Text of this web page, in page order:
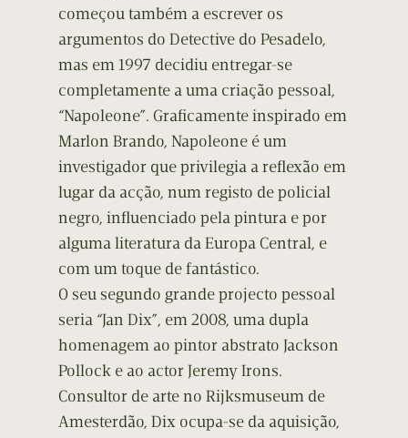
começou também a escrever os
argumentos do Detective do Pesadelo,
mas em 1997 decidiu entregar-se
completamente a uma criação pessoal,
“Napoleone”. Graficamente inspirado em
Marlon Brando, Napoleone é um
investigador que privilegia a reflexão em
lugar da acção, num registo de policial
negro, influenciado pela pintura e por
alguma literatura da Europa Central, e
com um toque de fantástico.
O seu segundo grande projecto pessoal
seria “Jan Dix”, em 2008, uma dupla
homenagem ao pintor abstrato Jackson
Pollock e ao actor Jeremy Irons.
Consultor de arte no Rijksmuseum de
Amesterdão, Dix ocupa-se da aquisição,